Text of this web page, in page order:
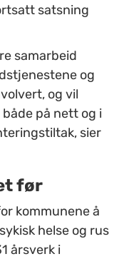
satsning
samarbeid
og
og vil
på nett og i
sier
før
kommunene å
helse og rus
årsverk i